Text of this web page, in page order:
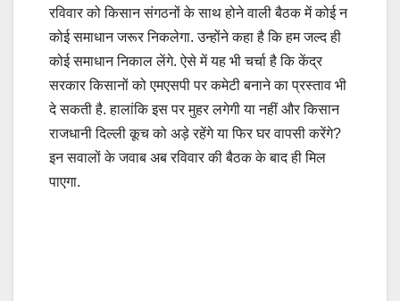
रविवार को किसान संगठनों के साथ होने वाली बैठक में कोई न
कोई समाधान जरूर निकलेगा. उन्होंने कहा है कि हम जल्द ही
कोई समाधान निकाल लेंगे. ऐसे में यह भी चर्चा है कि केंद्र
सरकार किसानों को एमएसपी पर कमेटी बनाने का प्रस्ताव भी
दे सकती है. हालांकि इस पर मुहर लगेगी या नहीं और किसान
राजधानी दिल्ली कूच को अड़े रहेंगे या फिर घर वापसी करेंगे?
इन सवालों के जवाब अब रविवार की बैठक के बाद ही मिल
पाएगा.